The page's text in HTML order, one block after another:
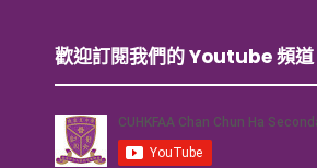
歡迎訂閱我們的 Youtube 頻道